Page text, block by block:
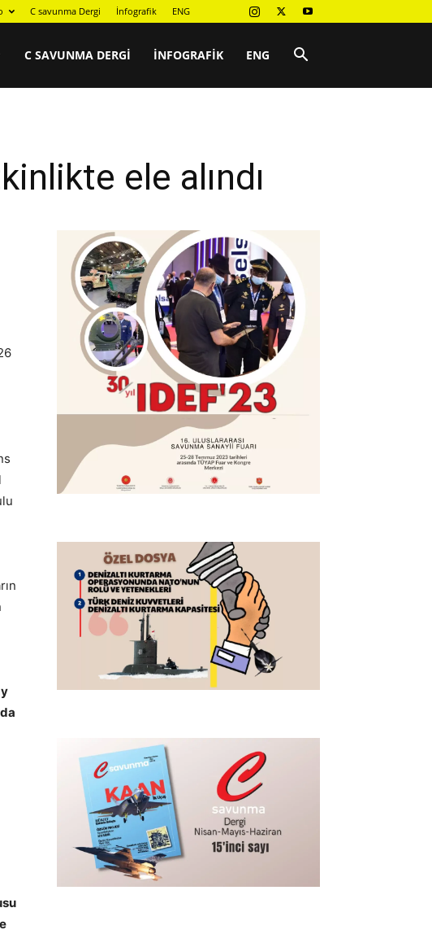
C savunma Dergi İnfografik ENG
C SAVUNMA DERGI İNFOGRAFIK ENG
ele alındı